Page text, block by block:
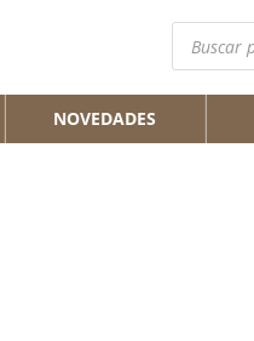
Búsqueda
productos
NOVEDADES